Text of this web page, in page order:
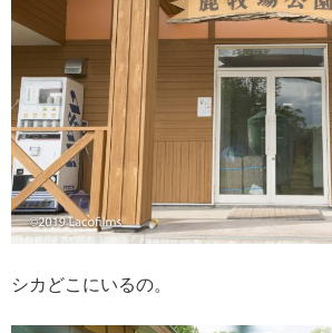
シカどこにいるの。